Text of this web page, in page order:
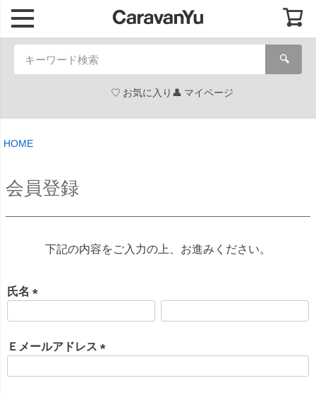
🔍
お気に入り マイページ
HOME
会員登録
下記の内容をご入力の上、お進みください。
氏名
須
Ｅメールアドレス